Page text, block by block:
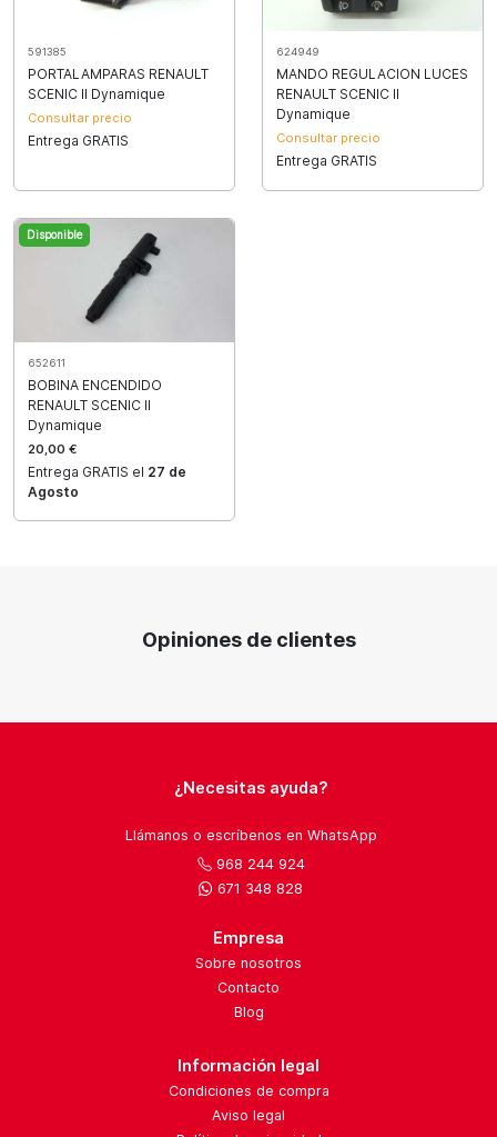
591385
PORTALAMPARAS RENAULT
SCENIC II Dynamique
Consultar precio
Entrega GRATIS
624949
MANDO REGULACION LUCES
RENAULT SCENIC II
Dynamique
Consultar precio
Entrega GRATIS
Disponible
652611
BOBINA ENCENDIDO
RENAULT SCENIC II
Dynamique
20,00 €
Entrega GRATIS el 27 de
Agosto
Opiniones de clientes
¿Necesitas ayuda?
Llámanos o escríbenos en WhatsApp
968 244 924
671 348 828
Empresa
Sobre nosotros
Contacto
Blog
Información legal
Condiciones de compra
Aviso legal